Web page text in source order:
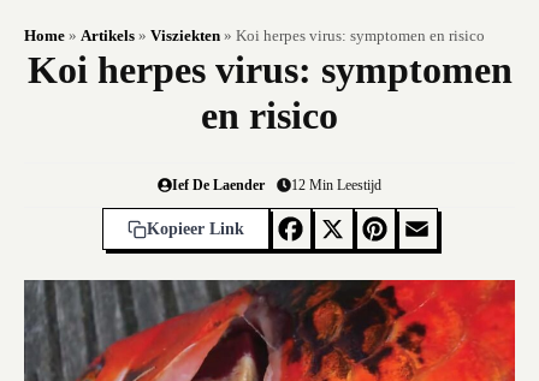
Home » Artikels » Visziekten » Koi herpes virus: symptomen en risico
Koi herpes virus: symptomen
en risico
Ief De Laender 12 Min Leestijd
Kopieer Link
F
a
c
e
X Pi
nt
er
es
E
m
ai
l